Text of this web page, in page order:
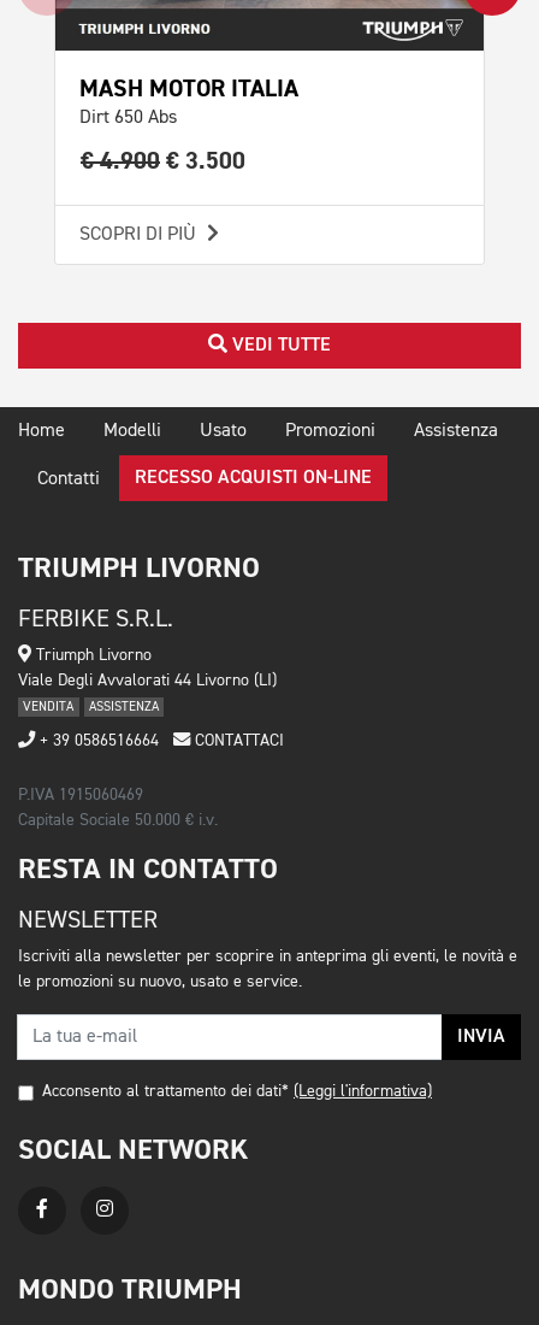
MASH MOTOR ITALIA
Dirt 650 Abs
€ 4.900 € 3.500
SCOPRI DI PIÙ
VEDI TUTTE
Home Modelli Usato Promozioni Assistenza
Contatti RECESSO ACQUISTI ON-LINE
TRIUMPH LIVORNO
FERBIKE S.R.L.
Triumph Livorno
Viale Degli Avvalorati 44 Livorno (LI)
VENDITA ASSISTENZA
+ 39 0586516664 CONTATTACI
P.IVA 1915060469
Capitale Sociale 50.000 € i.v.
RESTA IN CONTATTO
NEWSLETTER
Iscriviti alla newsletter per scoprire in anteprima gli eventi, le novità e
le promozioni su nuovo, usato e service.
INVIA
Acconsento al trattamento dei dati* (Leggi l'informativa)
SOCIAL NETWORK
MONDO TRIUMPH